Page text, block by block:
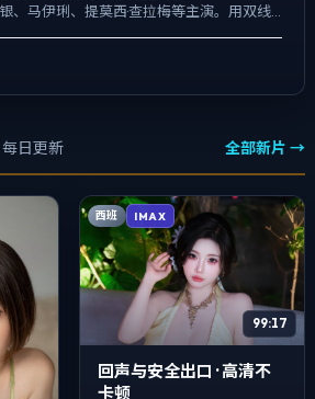
、马伊琍、提莫西·查拉梅等主演。用双线
股绳，真相并非一次性抛出，而是...
日更新 全部新片 →
西班 IMAX
99:17
回声与安全出口 · 高清不
卡顿